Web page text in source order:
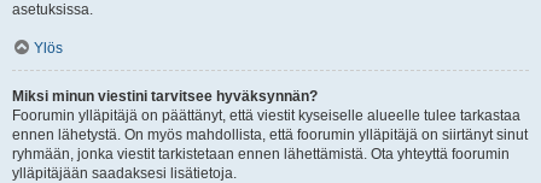
asetuksissa.
Ylös
Miksi minun viestini tarvitsee hyväksynnän?
Foorumin ylläpitäjä on päättänyt, että viestit kyseiselle alueelle tulee tarkastaa
ennen lähetystä. On myös mahdollista, että foorumin ylläpitäjä on siirtänyt sinut
ryhmään, jonka viestit tarkistetaan ennen lähettämistä. Ota yhteyttä foorumin
ylläpitäjään saadaksesi lisätietoja.